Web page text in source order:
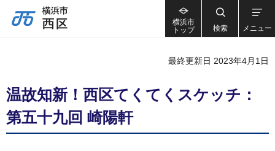
横浜市
トップ
検索 メニュー
最終更新日 2023年4月1日
温故知新！西区てくてくスケッチ：
第五十九回 崎陽軒